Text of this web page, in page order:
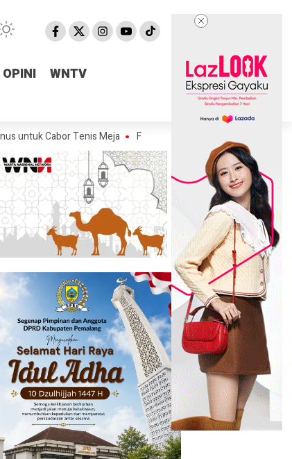
OPINI
WNTV
OPINI
WNTV
Tenis Meja Fraksi Golkar DPRD Pemalang Salurkan